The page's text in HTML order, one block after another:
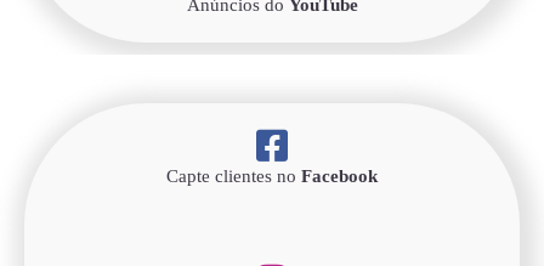
Anúncios do YouTube
Capte clientes no Facebook